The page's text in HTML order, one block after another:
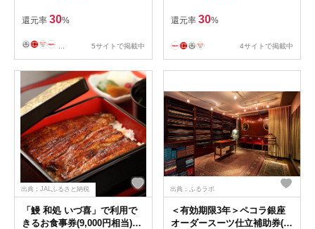
還元率 30%
5サイトで掲載中
還元率 30%
4サイトで掲載中
出典：JALふるさと納税
「鰻 和処 いづ喜」で利用で
きるお食事券(9,000円相当)
出典：ふるラボ
＜有効期限3年＞ペコラ銀座
オーダースーツ仕立補助券(27